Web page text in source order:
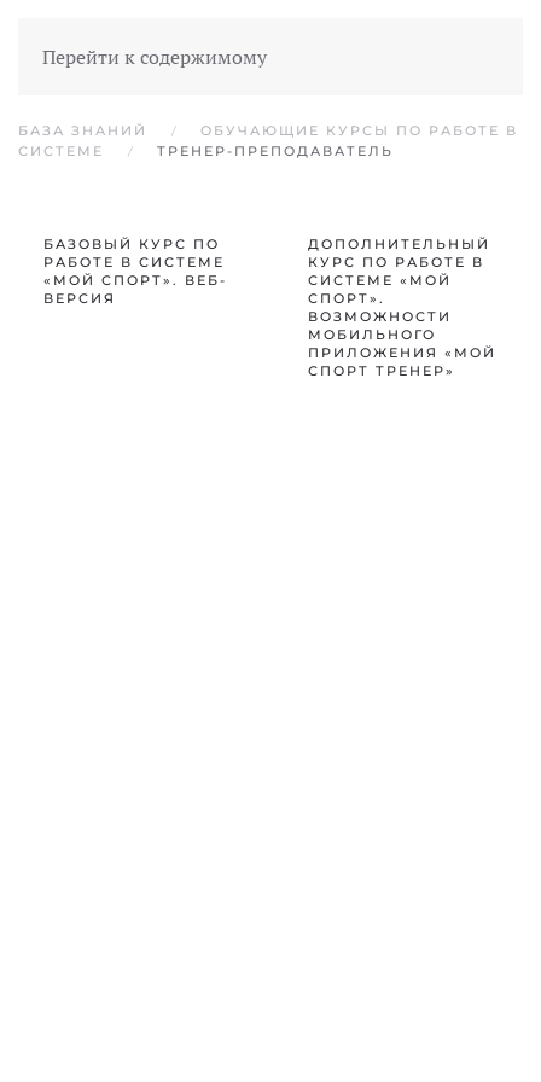
Перейти к содержимому
БАЗА ЗНАНИЙ
ОБУЧАЮЩИЕ КУРСЫ ПО РАБОТЕ В
СИСТЕМЕ
ТРЕНЕР-ПРЕПОДАВАТЕЛЬ
БАЗОВЫЙ КУРС ПО
РАБОТЕ В СИСТЕМЕ
«МОЙ СПОРТ». ВЕБ-
ВЕРСИЯ
ДОПОЛНИТЕЛЬНЫЙ
КУРС ПО РАБОТЕ В
СИСТЕМЕ «МОЙ
СПОРТ».
ВОЗМОЖНОСТИ
МОБИЛЬНОГО
ПРИЛОЖЕНИЯ «МОЙ
СПОРТ ТРЕНЕР»